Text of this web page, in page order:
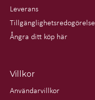
Leverans
Tillgänglighetsredogörelse
Ångra ditt köp här
Villkor
Användarvillkor